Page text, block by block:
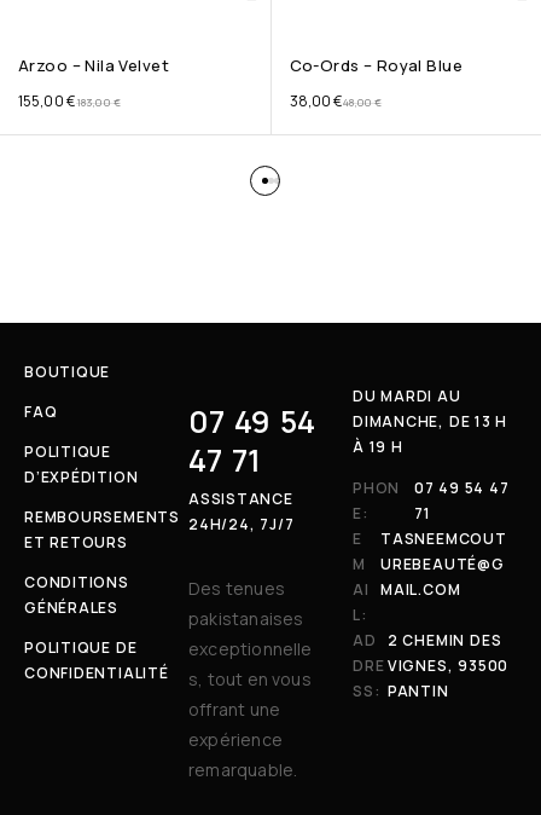
Arzoo – Nila Velvet
183,00€
155,00€
Co-Ords – Royal Blue
48,00€
38,00€
BOUTIQUE
FAQ
POLITIQUE
D’EXPÉDITION
REMBOURSEMENTS
ET RETOURS
CONDITIONS
GÉNÉRALES
POLITIQUE DE
CONFIDENTIALITÉ
07 49 54
47 71
ASSISTANCE
24H/24, 7J/7
Des tenues
pakistanaises
exceptionnelle
s, tout en vous
offrant une
expérience
remarquable.
DU MARDI AU
DIMANCHE, DE 13 H
À 19 H
PHON
E:
07 49 54 47
71
E
M
AI
L:
TASNEEMCOUT
UREBEAUTÉ@G
MAIL.COM
AD
DRE
SS:
2 CHEMIN DES
VIGNES, 93500
PANTIN